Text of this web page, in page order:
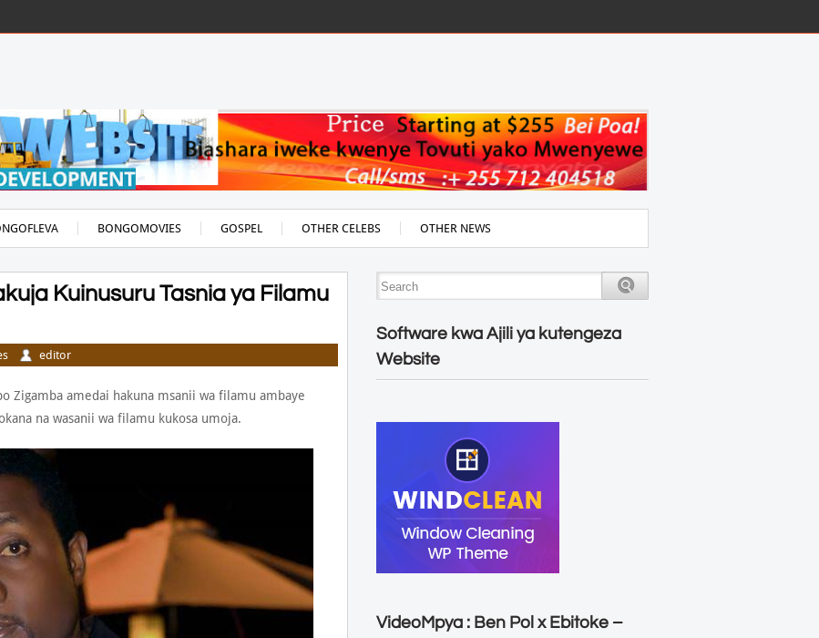
BONGOMOVIES GOSPEL OTHER CELEBS OTHER NEWS
Kuinusuru Tasnia ya Filamu
editor
Zigamba amedai hakuna msanii wa filamu ambaye
na wasanii wa filamu kukosa umoja.
Software kwa Ajili ya kutengeza
Website
VideoMpya : Ben Pol x Ebitoke –